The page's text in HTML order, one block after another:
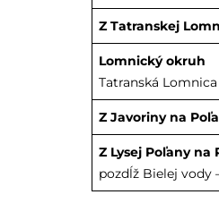
Z Tatranskej
Lomnický okruh
Tatranská
Z Javoriny na
Z Lysej Poľany
pozdĺž Bielej vody